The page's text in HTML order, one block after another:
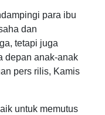
para ibu
dan
tetapi juga
depan anak-anak
pers rilis, Kamis
untuk memutus